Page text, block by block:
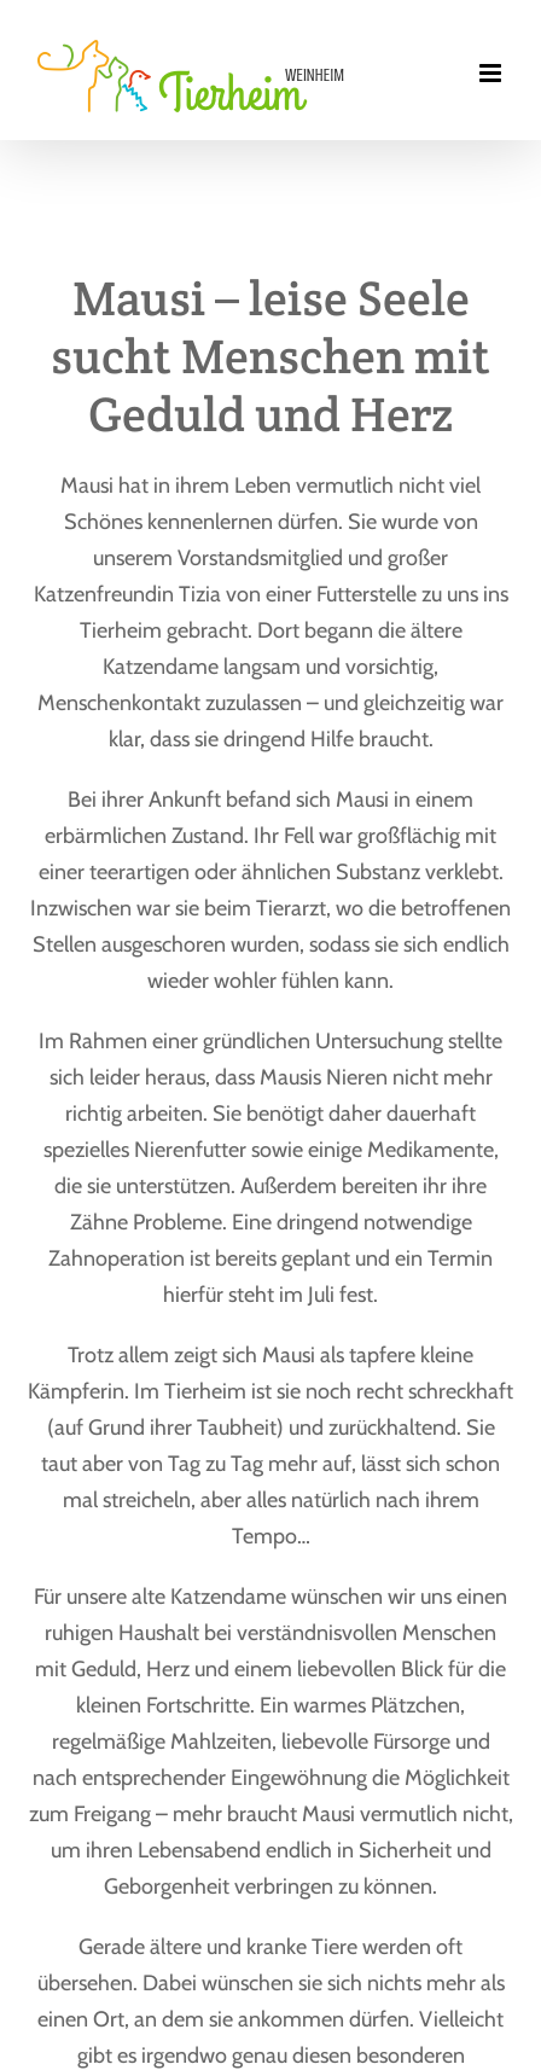
Inhalt
Mausi – leise Seele
sucht Menschen mit
Geduld und Herz
Mausi hat in ihrem Leben vermutlich nicht viel
Schönes kennenlernen dürfen. Sie wurde von
unserem Vorstandsmitglied und großer
Katzenfreundin Tizia von einer Futterstelle zu uns ins
Tierheim gebracht. Dort begann die ältere
Katzendame langsam und vorsichtig,
Menschenkontakt zuzulassen – und gleichzeitig war
klar, dass sie dringend Hilfe braucht.
Bei ihrer Ankunft befand sich Mausi in einem
erbärmlichen Zustand. Ihr Fell war großflächig mit
einer teerartigen oder ähnlichen Substanz verklebt.
Inzwischen war sie beim Tierarzt, wo die betroffenen
Stellen ausgeschoren wurden, sodass sie sich endlich
wieder wohler fühlen kann.
Im Rahmen einer gründlichen Untersuchung stellte
sich leider heraus, dass Mausis Nieren nicht mehr
richtig arbeiten. Sie benötigt daher dauerhaft
spezielles Nierenfutter sowie einige Medikamente,
die sie unterstützen. Außerdem bereiten ihr ihre
Zähne Probleme. Eine dringend notwendige
Zahnoperation ist bereits geplant und ein Termin
hierfür steht im Juli fest.
Trotz allem zeigt sich Mausi als tapfere kleine
Kämpferin. Im Tierheim ist sie noch recht schreckhaft
(auf Grund ihrer Taubheit) und zurückhaltend. Sie
taut aber von Tag zu Tag mehr auf, lässt sich schon
mal streicheln, aber alles natürlich nach ihrem
Tempo…
Für unsere alte Katzendame wünschen wir uns einen
ruhigen Haushalt bei verständnisvollen Menschen
mit Geduld, Herz und einem liebevollen Blick für die
kleinen Fortschritte. Ein warmes Plätzchen,
regelmäßige Mahlzeiten, liebevolle Fürsorge und
nach entsprechender Eingewöhnung die Möglichkeit
zum Freigang – mehr braucht Mausi vermutlich nicht,
um ihren Lebensabend endlich in Sicherheit und
Geborgenheit verbringen zu können.
Gerade ältere und kranke Tiere werden oft
übersehen. Dabei wünschen sie sich nichts mehr als
einen Ort, an dem sie ankommen dürfen. Vielleicht
gibt es irgendwo genau diesen besonderen